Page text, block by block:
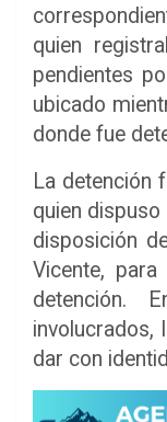
quien
pendientes
ubicado
donde fue
La detención
quien
disposición
Vicente,
detención.
involucrados,
dar con